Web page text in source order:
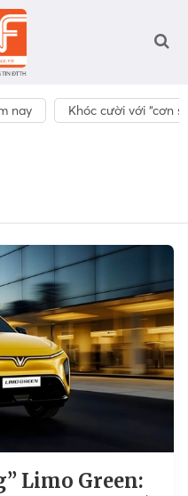
nay Khóc cười với “cơn
Limo Green: